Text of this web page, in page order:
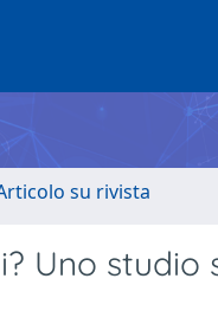
su rivista
Uno studio